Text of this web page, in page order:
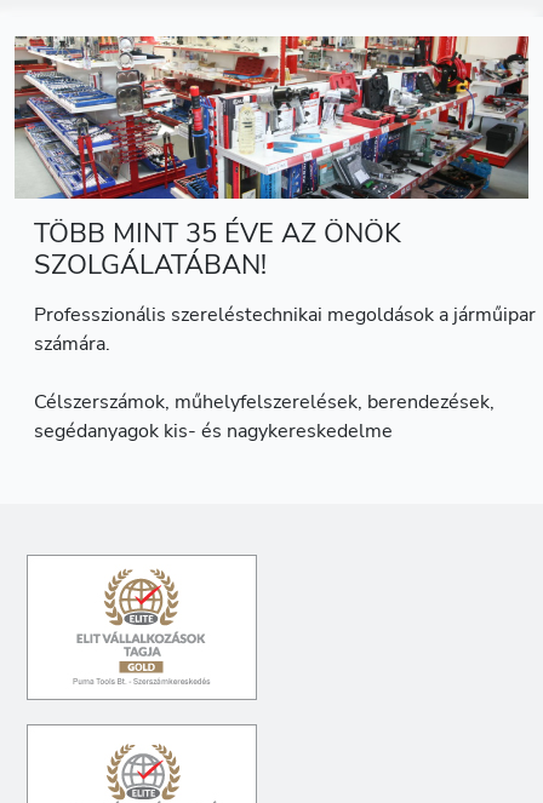
TÖBB MINT 35 ÉVE AZ ÖNÖK
SZOLGÁLATÁBAN!
Professzionális szereléstechnikai megoldások a járműipar
számára.
Célszerszámok, műhelyfelszerelések, berendezések,
segédanyagok kis- és nagykereskedelme